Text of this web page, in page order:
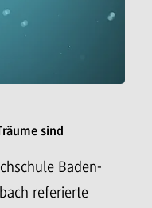
sind
Baden-
referierte